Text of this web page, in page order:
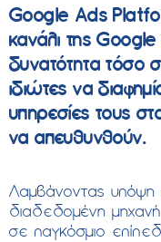
Google Ads
κανάλι της
δυνατότητα τόσο
ιδιώτες να
υπηρεσίες τους
να απευθυνθούν.
Λαμβάνοντας υπόψη
διαδεδομένη μηχανή
σε παγκόσμιο